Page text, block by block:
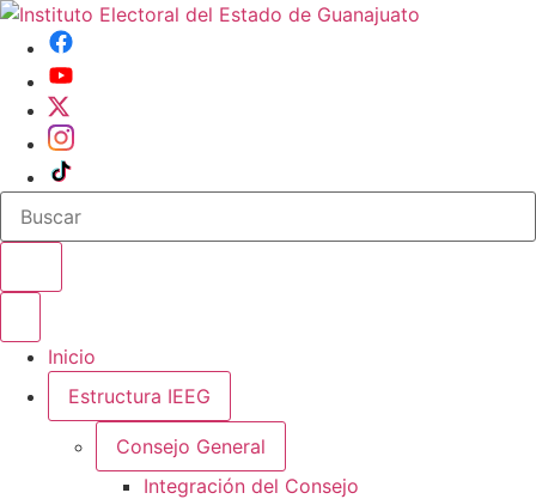
Buscar en el sitio
Inicio
Estructura IEEG
Consejo General
Integración del Consejo